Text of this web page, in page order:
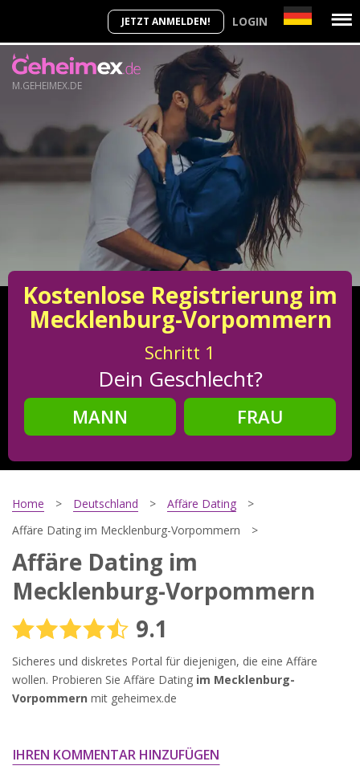
JETZT ANMELDEN! LOGIN
M.GEHEIMEX.DE
Kostenlose Registrierung im
Mecklenburg-Vorpommern
Schritt 1
Dein Geschlecht?
MANN
FRAU
Schritt2
Schritt
Deine E-Mail?
Mit meiner Anmeldung erkläre ich mich mit den
Nutzungsbedingungen und der Datenschutzerklärung
einverstanden. Ich erhalte Informationen und Angebote des
JETZT ANMELDEN!
Home Deutschland
Affäre Dating
Affäre Dating im Mecklenburg-Vorpommern
Affäre Dating im
Mecklenburg-Vorpommern
9.1
Sicheres und diskretes Portal für diejenigen, die eine Affäre
wollen. Probieren Sie Affäre Dating im Mecklenburg-
Vorpommern mit geheimex.de
IHREN KOMMENTAR HINZUFÜGEN